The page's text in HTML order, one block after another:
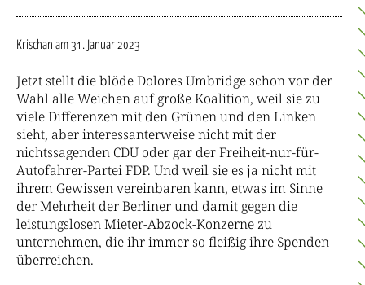
Krischanam 31. Januar 2023
Jetzt stellt die blöde Dolores Umbridge schon vor der
Wahl alle Weichen auf große Koalition, weil sie zu
viele Differenzen mit den Grünen und den Linken
sieht, aber interessanterweise nicht mit der
nichtssagenden CDU oder gar der Freiheit-nur-für-
Autofahrer-Partei FDP. Und weil sie es ja nicht mit
ihrem Gewissen vereinbaren kann, etwas im Sinne
der Mehrheit der Berliner und damit gegen die
leistungslosen Mieter-Abzock-Konzerne zu
unternehmen, die ihr immer so fleißig ihre Spenden
überreichen.